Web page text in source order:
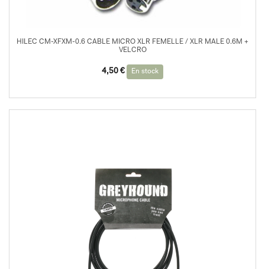
HILEC CM-XFXM-0.6 CABLE MICRO XLR FEMELLE / XLR MALE 0.6M +
VELCRO
4,50 € En stock